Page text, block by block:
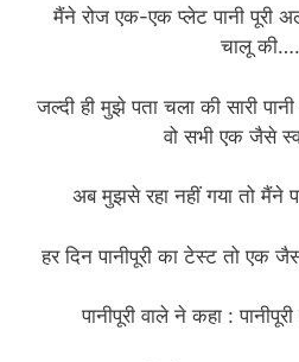
मैंने रोज एक-एक प्लेट पानी पूरी
चालू
जल्दी ही मुझे पता चला की सारी
वो सभी एक जैसे
अब मुझसे रहा नहीं गया तो मैंने
हर दिन पानीपूरी का टेस्ट तो एक
पानीपूरी वाले ने कहा :